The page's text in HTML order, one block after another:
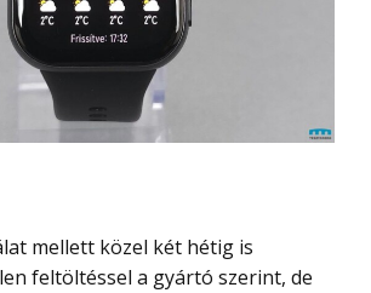
feltöltéssel a gyártó szerint, de